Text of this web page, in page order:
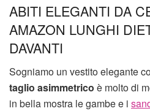
ABITI ELEGANTI DA
AMAZON LUNGHI
DAVANTI
Sogniamo un vestito elegante
taglio asimmetrico è molto di
in bella mostra le gambe e i